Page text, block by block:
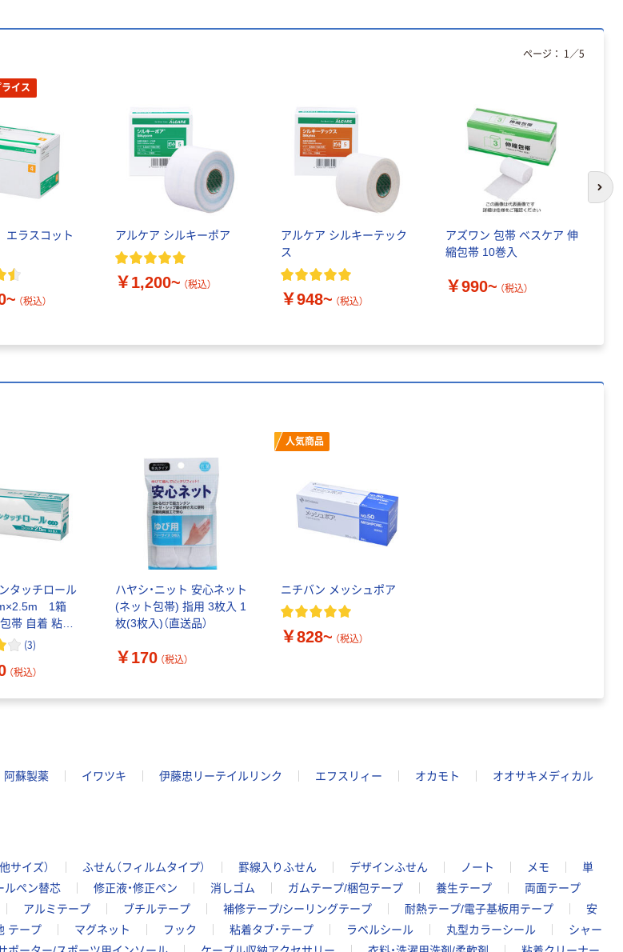
イス
ラスコット
（税込）
アルケア シルキーポア
￥1,200~ （税込）
アルケア シルキーテック
ス
￥948~ （税込）
アズワン 包帯 ベスケア 伸
縮包帯 10巻入
￥990~ （税込）
ページ： 1 ／5
次
タッチロール
1箱
包帯 自着 粘着
サミ不要 駆血
(3)
（税込）
ハヤシ・ニット 安心ネット
(ネット包帯) 指用 3枚入 1
枚(3枚入)（直送品）
￥170 （税込）
人気商品
ニチバン メッシュポア
￥828~ （税込）
阿蘇製薬 イワツキ 伊藤忠リーテイルリンク エフスリィー オカモト
オオサキメディカル
サイズ） ふせん（フィルムタイプ） 罫線入りふせん デザインふせん ノート メモ
単
ルペン替芯 修正液・修正ペン 消しゴム ガムテープ/梱包テープ 養生テープ
両面テープ
アルミテープ ブチルテープ 補修テープ/シーリングテープ 耐熱テープ/電子基板用テープ
安
テープ マグネット フック 粘着タブ・テープ ラベルシール 丸型カラーシール
シャー